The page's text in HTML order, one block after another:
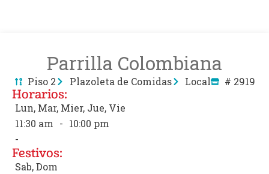
Parrilla Colombiana
Piso 2 Plazoleta de Comidas Local # 2919
Horarios:
Lun, Mar, Mier, Jue, Vie
11:30 am - 10:00 pm
-
Festivos:
Sab, Dom